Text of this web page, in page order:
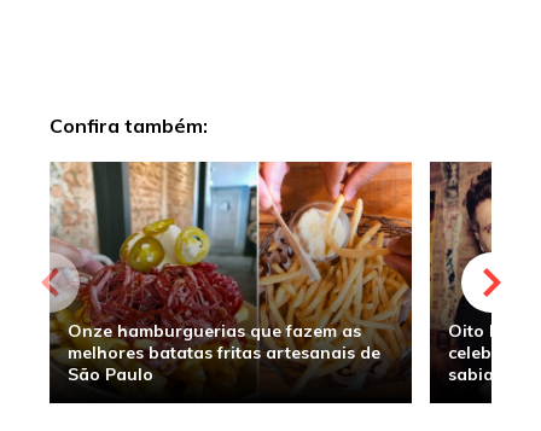
Confira também:
Onze hamburguerias que fazem as
melhores batatas fritas artesanais de
São Paulo
Oito
sabia